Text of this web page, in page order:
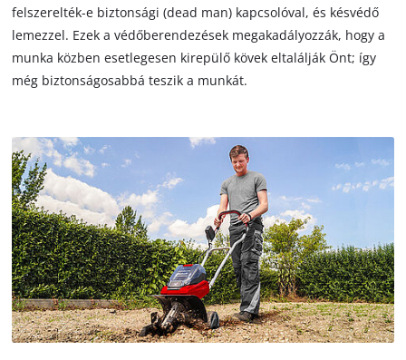
felszerelték-e biztonsági (dead man) kapcsolóval, és késvédő
lemezzel. Ezek a védőberendezések megakadályozzák, hogy a
munka közben esetlegesen kirepülő kövek eltalálják Önt; így
még biztonságosabbá teszik a munkát.